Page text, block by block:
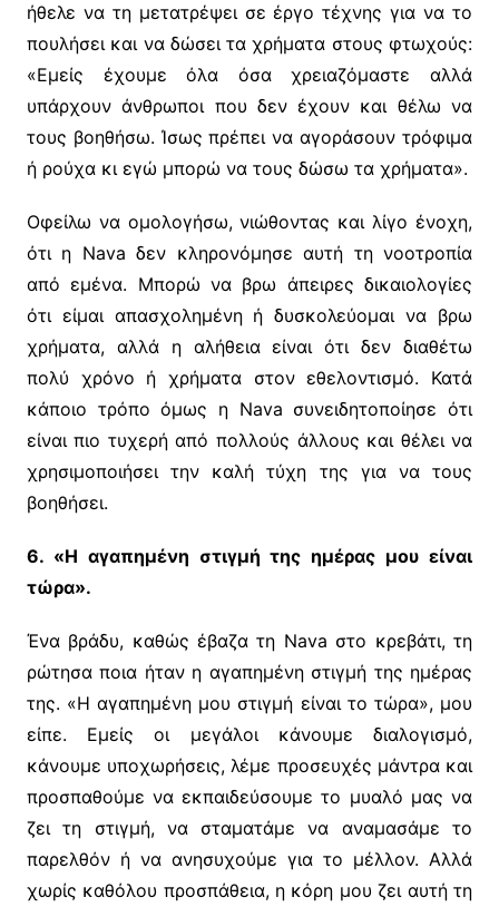
ήθελε να τη μετατρέψει σε έργο τέχνης για να το
πουλήσει και να δώσει τα χρήματα στους φτωχούς:
«Εμείς έχουμε όλα όσα χρειαζόμαστε αλλά
υπάρχουν άνθρωποι που δεν έχουν και θέλω να
τους βοηθήσω. Ίσως πρέπει να αγοράσουν τρόφιμα
ή ρούχα κι εγώ μπορώ να τους δώσω τα χρήματα».
Οφείλω να ομολογήσω, νιώθοντας και λίγο ένοχη,
ότι η Nava δεν κληρονόμησε αυτή τη νοοτροπία
από εμένα. Μπορώ να βρω άπειρες δικαιολογίες
ότι είμαι απασχολημένη ή δυσκολεύομαι να βρω
χρήματα, αλλά η αλήθεια είναι ότι δεν διαθέτω
πολύ χρόνο ή χρήματα στον εθελοντισμό. Κατά
κάποιο τρόπο όμως η Nava συνειδητοποίησε ότι
είναι πιο τυχερή από πολλούς άλλους και θέλει να
χρησιμοποιήσει την καλή τύχη της για να τους
βοηθήσει.
6. «Η αγαπημένη στιγμή της ημέρας μου είναι
τώρα».
Ένα βράδυ, καθώς έβαζα τη Nava στο κρεβάτι, τη
ρώτησα ποια ήταν η αγαπημένη στιγμή της ημέρας
της. «Η αγαπημένη μου στιγμή είναι το τώρα», μου
είπε. Εμείς οι μεγάλοι κάνουμε διαλογισμό,
κάνουμε υποχωρήσεις, λέμε προσευχές μάντρα και
προσπαθούμε να εκπαιδεύσουμε το μυαλό μας να
ζει τη στιγμή, να σταματάμε να αναμασάμε το
παρελθόν ή να ανησυχούμε για το μέλλον. Αλλά
χωρίς καθόλου προσπάθεια, η κόρη μου ζει αυτή τη